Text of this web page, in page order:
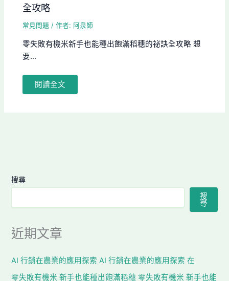
全攻略
常見問題 / 作者: 阿泉師
零失敗有機米新手也能種出飽滿稻穗的祕訣全攻略 想
要...
閱讀全文
搜尋
搜
尋
近期文章
AI 行銷在農業的應用探索 AI 行銷在農業的應用探索 在
零失敗有機米 新手也能種出飽滿稻穗 零失敗有機米 新手也能